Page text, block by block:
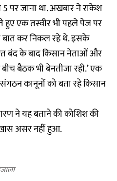
पर जाना था. अखबार ने राकेश
हुए एक तस्वीर भी पहले पेज पर
कर निकल रहे थे. इसके
बंद के बाद किसान नेताओं और
बैठक भी बेनतीजा रही.’ एक
कानूनों को बता रहे किसान
ने यह बताने की कोशिश की
असर नहीं हुआ.